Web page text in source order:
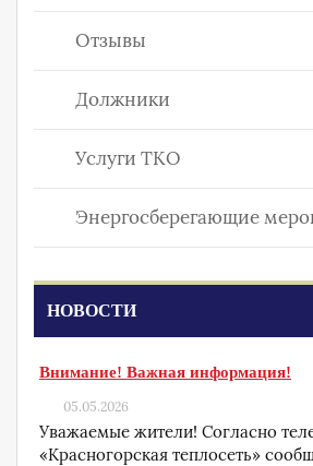
Отзывы
Должники
Услуги ТКО
Энергосберегающие
НОВОСТИ
Внимание! Важная информация!
05.05.2026
Уважаемые жители! Согласно
«Красногорская теплосеть»